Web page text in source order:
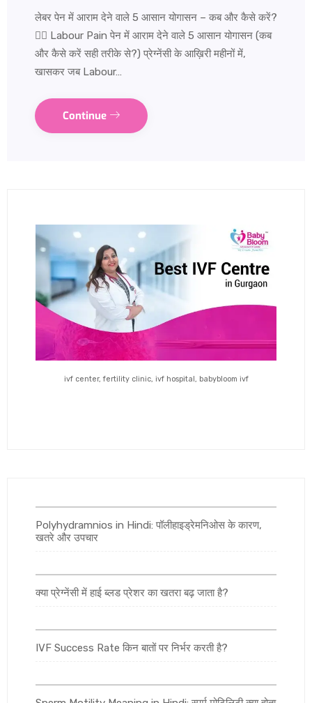
लेबर पेन में आराम देने वाले 5 आसान योगासन – कब और कैसे करें?
🧘‍♀️ Labour Pain पेन में आराम देने वाले 5 आसान योगासन (कब
और कैसे करें सही तरीके से?) प्रेग्नेंसी के आख़िरी महीनों में,
खासकर जब Labour…
Continue
ivf center, fertility clinic, ivf hospital, babybloom ivf
Polyhydramnios in Hindi: पॉलीहाइड्रेमनिओस के कारण,
खतरे और उपचार
क्या प्रेग्नेंसी में हाई ब्लड प्रेशर का खतरा बढ़ जाता है?
IVF Success Rate किन बातों पर निर्भर करती है?